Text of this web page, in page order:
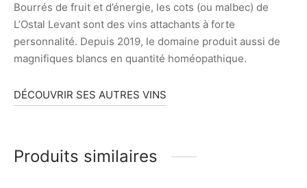
Bourrés de fruit et d’énergie, les cots (ou malbec) de
L’Ostal Levant sont des vins attachants à forte
personnalité. Depuis 2019, le domaine produit aussi de
magnifiques blancs en quantité homéopathique.
DÉCOUVRIR SES AUTRES VINS
Produits similaires